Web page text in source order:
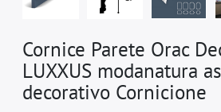
Cornice Parete Orac
LUXXUS modanatura
decorativo Cornicione